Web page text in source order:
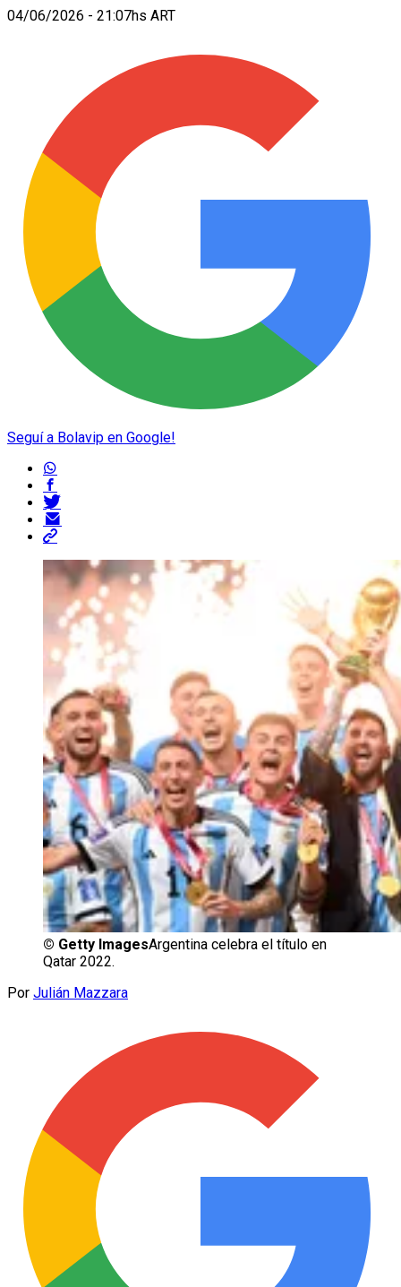
04/06/2026 - 21:07hs ART
Seguí a Bolavip en Google!
© Getty ImagesArgentina celebra el título en
Qatar 2022.
Por Julián Mazzara